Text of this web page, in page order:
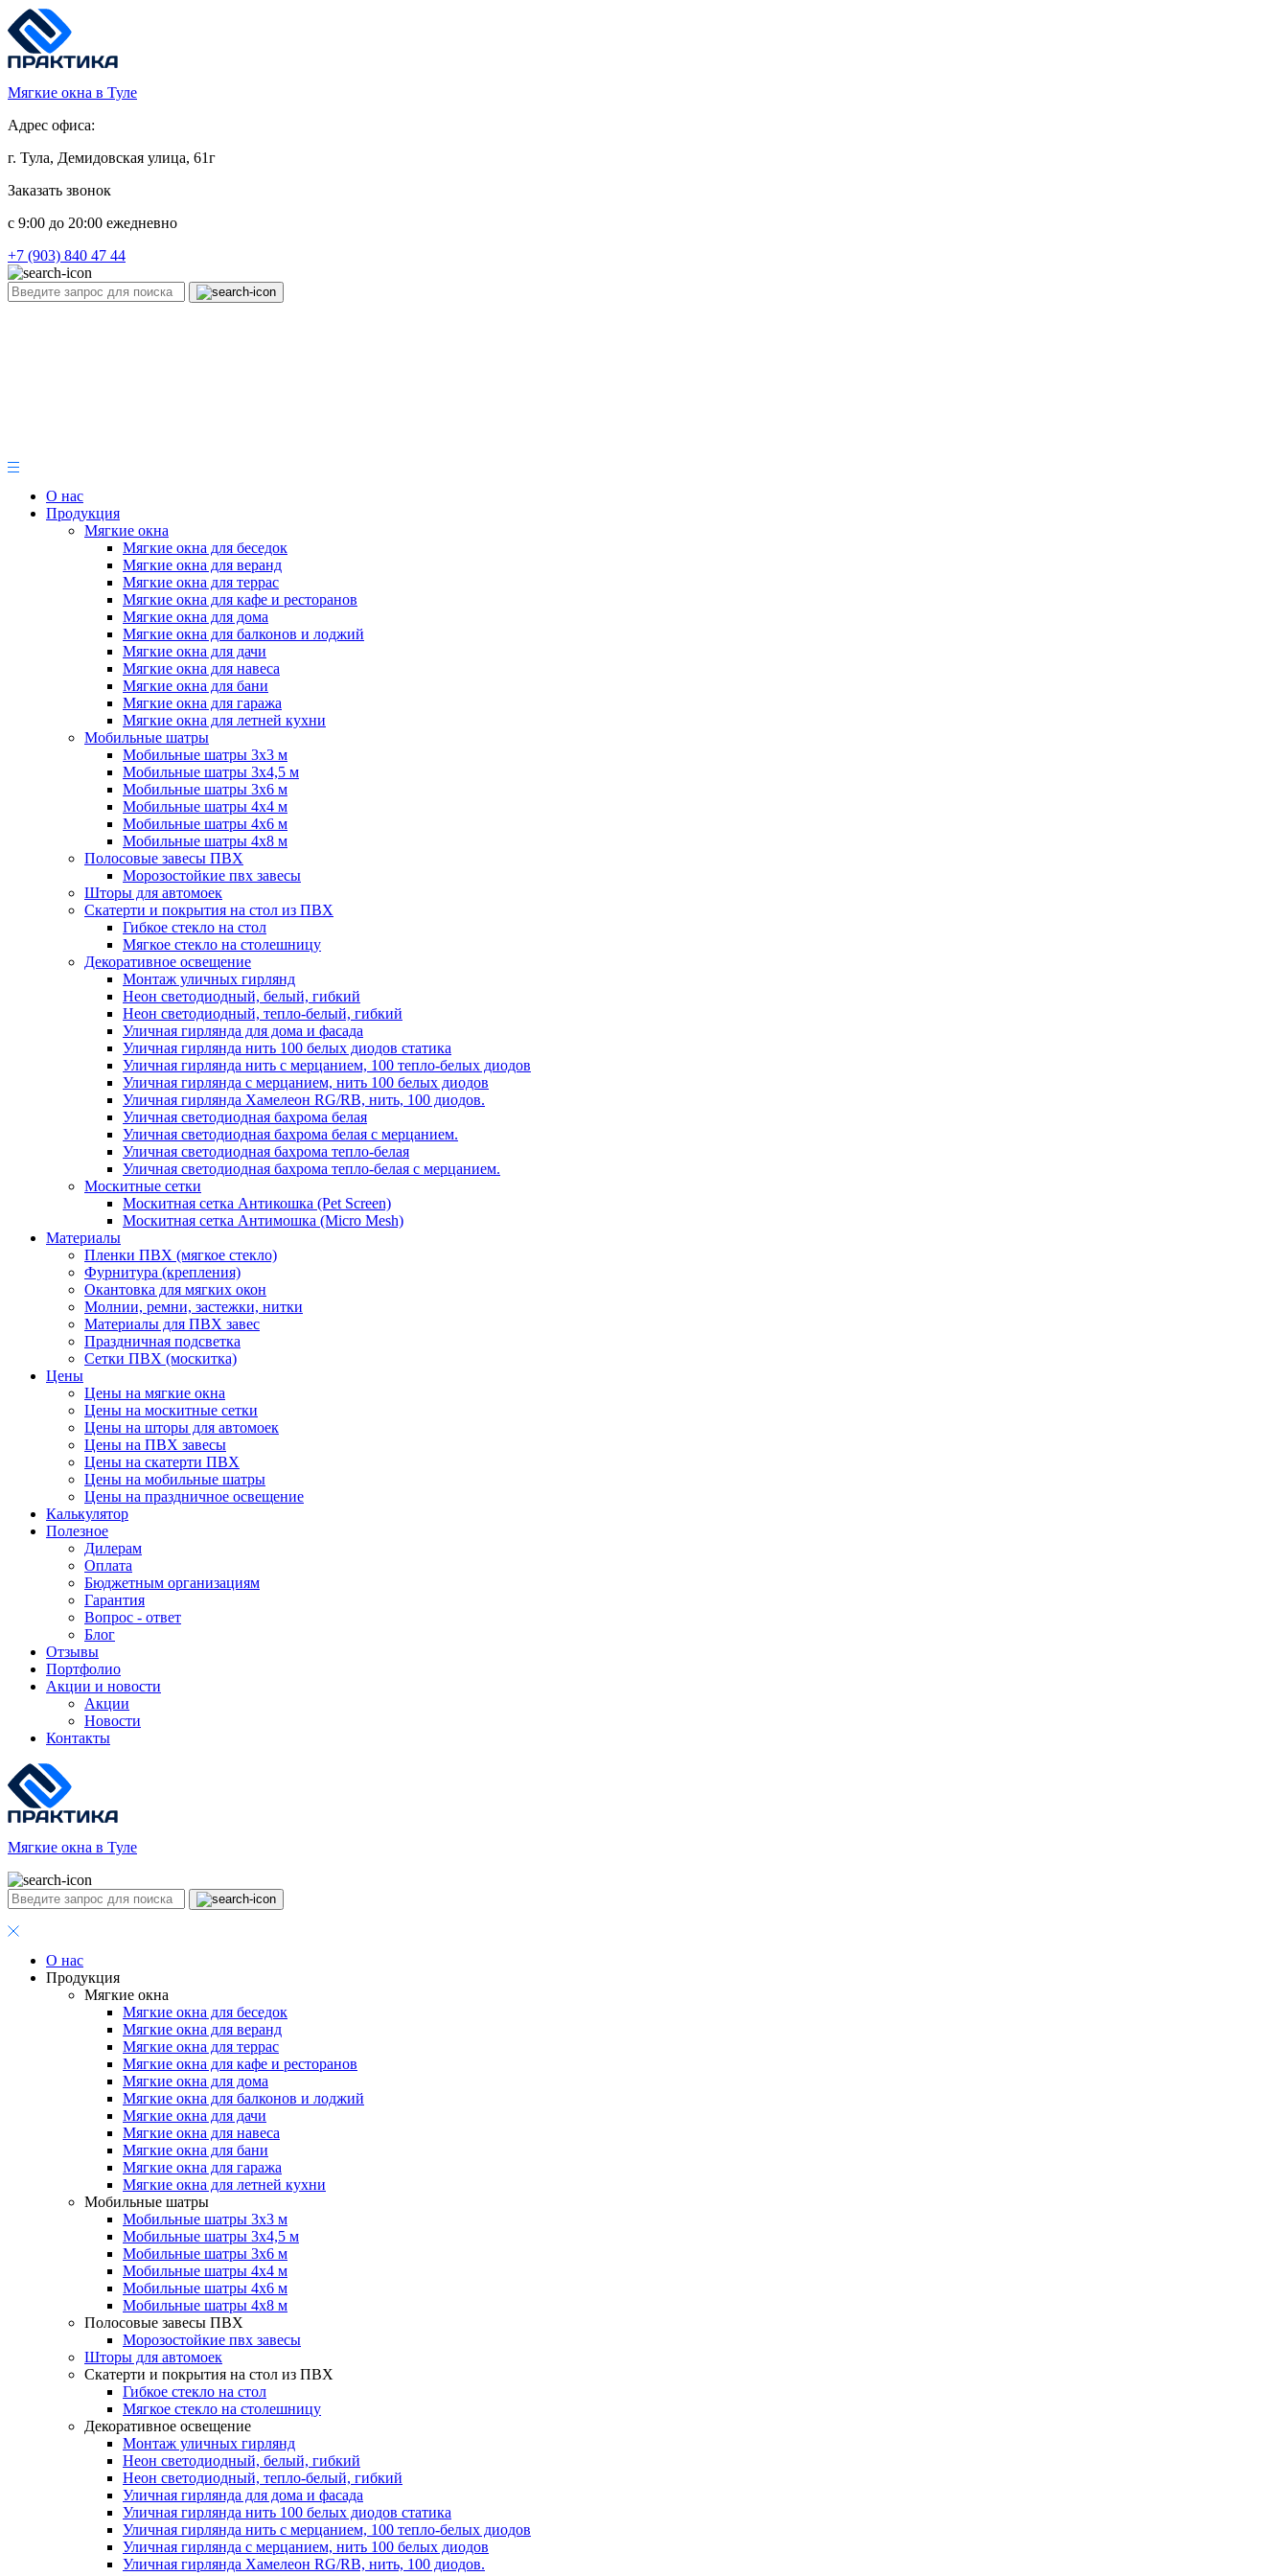
Мягкие окна в Туле
Адрес офиса:
г. Тула, Демидовская улица, 61г
Заказать звонок
c 9:00 до 20:00 ежедневно
+7 (903) 840 47 44
О нас
Продукция
Мягкие окна
Мягкие окна для беседок
Мягкие окна для веранд
Мягкие окна для террас
Мягкие окна для кафе и ресторанов
Мягкие окна для дома
Мягкие окна для балконов и лоджий
Мягкие окна для дачи
Мягкие окна для навеса
Мягкие окна для бани
Мягкие окна для гаража
Мягкие окна для летней кухни
Мобильные шатры
Мобильные шатры 3х3 м
Мобильные шатры 3х4,5 м
Мобильные шатры 3х6 м
Мобильные шатры 4х4 м
Мобильные шатры 4х6 м
Мобильные шатры 4х8 м
Полосовые завесы ПВХ
Морозостойкие пвх завесы
Шторы для автомоек
Скатерти и покрытия на стол из ПВХ
Гибкое стекло на стол
Мягкое стекло на столешницу
Декоративное освещение
Монтаж уличных гирлянд
Неон светодиодный, белый, гибкий
Неон светодиодный, тепло-белый, гибкий
Уличная гирлянда для дома и фасада
Уличная гирлянда нить 100 белых диодов статика
Уличная гирлянда нить с мерцанием, 100 тепло-белых диодов
Уличная гирлянда с мерцанием, нить 100 белых диодов
Уличная гирлянда Хамелеон RG/RB, нить, 100 диодов.
Уличная светодиодная бахрома белая
Уличная светодиодная бахрома белая с мерцанием.
Уличная светодиодная бахрома тепло-белая
Уличная светодиодная бахрома тепло-белая с мерцанием.
Москитные сетки
Москитная сетка Антикошка (Pet Screen)
Москитная сетка Антимошка (Micro Mesh)
Материалы
Пленки ПВХ (мягкое стекло)
Фурнитура (крепления)
Окантовка для мягких окон
Молнии, ремни, застежки, нитки
Материалы для ПВХ завес
Праздничная подсветка
Сетки ПВХ (москитка)
Цены
Цены на мягкие окна
Цены на москитные сетки
Цены на шторы для автомоек
Цены на ПВХ завесы
Цены на скатерти ПВХ
Цены на мобильные шатры
Цены на праздничное освещение
Калькулятор
Полезное
Дилерам
Оплата
Бюджетным организациям
Гарантия
Вопрос - ответ
Блог
Отзывы
Портфолио
Акции и новости
Акции
Новости
Контакты
Мягкие окна в Туле
О нас
Продукция
Мягкие окна
Мягкие окна для беседок
Мягкие окна для веранд
Мягкие окна для террас
Мягкие окна для кафе и ресторанов
Мягкие окна для дома
Мягкие окна для балконов и лоджий
Мягкие окна для дачи
Мягкие окна для навеса
Мягкие окна для бани
Мягкие окна для гаража
Мягкие окна для летней кухни
Мобильные шатры
Мобильные шатры 3х3 м
Мобильные шатры 3х4,5 м
Мобильные шатры 3х6 м
Мобильные шатры 4х4 м
Мобильные шатры 4х6 м
Мобильные шатры 4х8 м
Полосовые завесы ПВХ
Морозостойкие пвх завесы
Шторы для автомоек
Скатерти и покрытия на стол из ПВХ
Гибкое стекло на стол
Мягкое стекло на столешницу
Декоративное освещение
Монтаж уличных гирлянд
Неон светодиодный, белый, гибкий
Неон светодиодный, тепло-белый, гибкий
Уличная гирлянда для дома и фасада
Уличная гирлянда нить 100 белых диодов статика
Уличная гирлянда нить с мерцанием, 100 тепло-белых диодов
Уличная гирлянда с мерцанием, нить 100 белых диодов
Уличная гирлянда Хамелеон RG/RB, нить, 100 диодов.